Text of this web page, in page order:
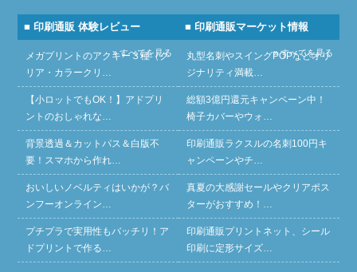
■ 印刷通販 体験レビュー
» すべてを見る
メガプリントのアクキー３種（ク
リア・カラークリ…
【小ロットでもOK！】アドプリ
ントのおしゃれな…
背景透過＆カットパス＆白版不
要！スマホから作れ…
おいしいノベルティはいかが？バ
ンフーオンライン…
プチプラで実用性もバッチリ！ア
ドプリントで作る…
■ 印刷通販マーケット情報
» すべてを見る
丸型名刺やスイングPOPなどオリ
ジナリティ満載…
総額3億円還元キャンペーン中！
椅子カバーやウォ…
印刷通販ラクスルの名刺100円キ
ャンペーンやチ…
真夏の大感謝セールやクリアポス
ターがおすすめ！…
印刷通販プリントネット、シール
印刷に定形サイズ…